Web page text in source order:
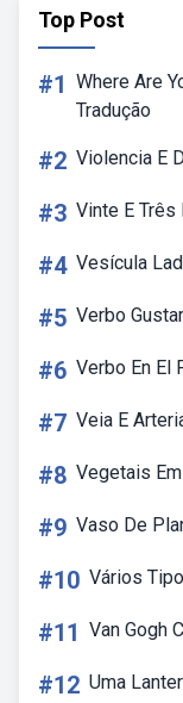
Top Post
#1 Where Are
Tradução
#2 Violencia E
#3 Vinte E Três
#4 Vesícula
#5 Verbo
#6 Verbo En El
#7 Veia E
#8 Vegetais
#9 Vaso De
#10 Vários
#11 Van Gogh
#12 Uma